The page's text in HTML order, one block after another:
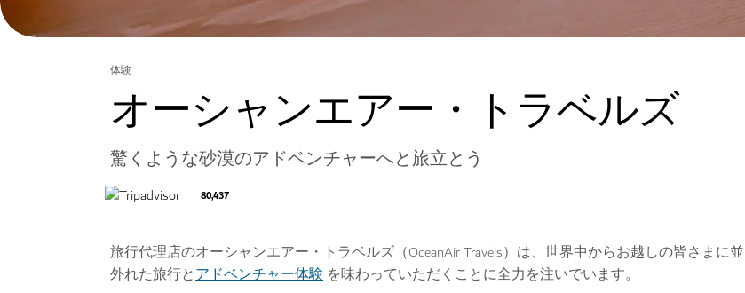
体験
オーシャンエアー・トラベルズ
驚くような砂漠のアドベンチャーへと旅立とう
80,437
旅行代理店のオーシャンエアー・トラベルズ（OceanAir Travels）は、世界中からお越しの皆さまに並
外れた旅行とアドベンチャー体験 を味わっていただくことに全力を注いでいます。